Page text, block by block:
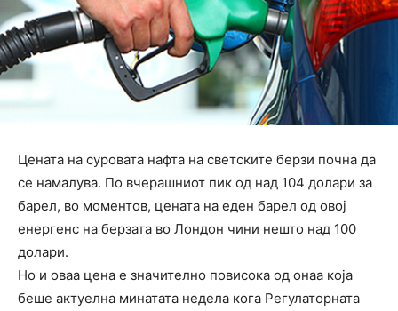
Цената на суровата нафта на светските берзи почна да
се намалува. По вчерашниот пик од над 104 долари за
барел, во моментов, цената на еден барел од овој
енергенс на берзата во Лондон чини нешто над 100
долари.
Но и оваа цена е значително повисока од онаа која
беше актуелна минатата недела кога Регулаторната